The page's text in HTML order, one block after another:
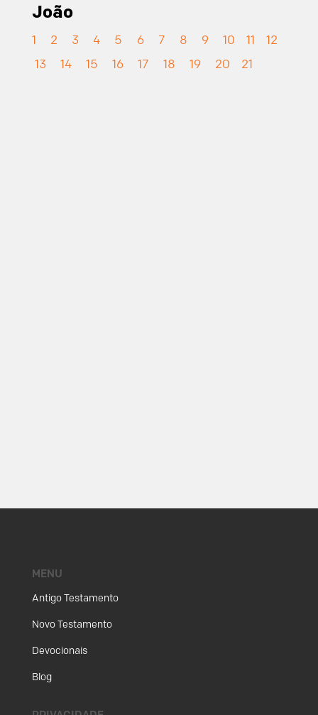
João
1 2 3 4 5 6 7 8 9 10 11
12
13
14 15 16 17 18 19 20 21
MENU
Antigo Testamento
Novo Testamento
Devocionais
Blog